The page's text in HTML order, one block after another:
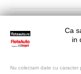
Situl nostru
Ca
in
Nu colectam date cu caracter